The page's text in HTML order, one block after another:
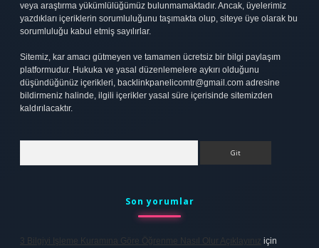
veya araştırma yükümlülüğümüz bulunmamaktadır. Ancak, üyelerimiz
yazdıkları içeriklerin sorumluluğunu taşımakta olup, siteye üye olarak bu
sorumluluğu kabul etmiş sayılırlar.
Sitemiz, kar amacı gütmeyen ve tamamen ücretsiz bir bilgi paylaşım
platformudur. Hukuka ve yasal düzenlemelere aykırı olduğunu
düşündüğünüz içerikleri, backlinkpanelicomtr@gmail.com adresine
bildirmeniz halinde, ilgili içerikler yasal süre içerisinde sitemizden
kaldırılacaktır.
Son yorumlar
3 Bilgiyi Işleme Kuramına Göre Öğrenme Nasıl Olur Açıklayınız için